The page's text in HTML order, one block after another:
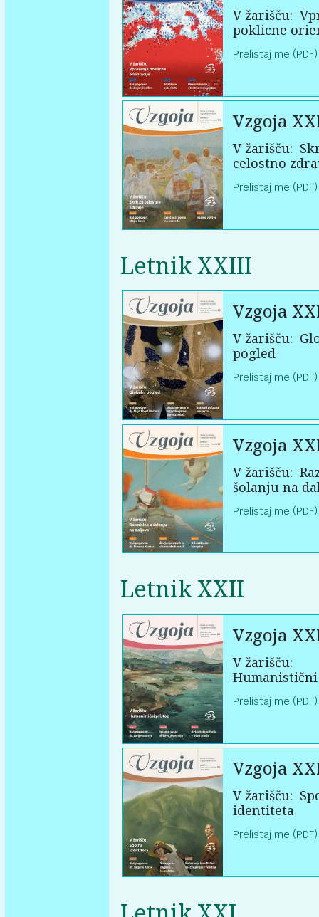
V žarišču:
poklicne
Prelistaj me (PDF)
Vzgoja
V žarišču:
celostno
Prelistaj me (PDF)
Letnik XXIII
Vzgoja
V žarišču:
pogled
Prelistaj me (PDF)
Vzgoja
V žarišču:
šolanju na
Prelistaj me (PDF)
Letnik XXII
Vzgoja
V žarišču:
Prelistaj me (PDF)
Vzgoja
V žarišču:
identiteta
Prelistaj me (PDF)